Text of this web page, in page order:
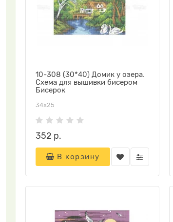
10-308 (30*40) Домик у озера.
Схема для вышивки бисером
Бисерок
34х25
352 р.
В корзину